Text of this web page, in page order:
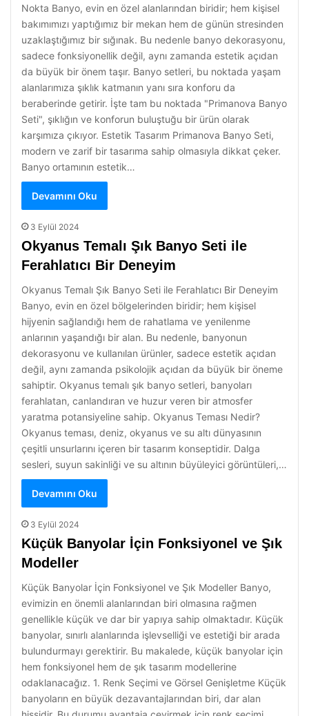
Nokta Banyo, evin en özel alanlarından biridir; hem kişisel
bakımımızı yaptığımız bir mekan hem de günün stresinden
uzaklaştığımız bir sığınak. Bu nedenle banyo dekorasyonu,
sadece fonksiyonellik değil, aynı zamanda estetik açıdan
da büyük bir önem taşır. Banyo setleri, bu noktada yaşam
alanlarımıza şıklık katmanın yanı sıra konforu da
beraberinde getirir. İşte tam bu noktada "Primanova Banyo
Seti", şıklığın ve konforun buluştuğu bir ürün olarak
karşımıza çıkıyor. Estetik Tasarım Primanova Banyo Seti,
modern ve zarif bir tasarıma sahip olmasıyla dikkat çeker.
Banyo ortamının estetik…
Devamını Oku
3 Eylül 2024
Okyanus Temalı Şık Banyo Seti ile
Ferahlatıcı Bir Deneyim
Okyanus Temalı Şık Banyo Seti ile Ferahlatıcı Bir Deneyim
Banyo, evin en özel bölgelerinden biridir; hem kişisel
hijyenin sağlandığı hem de rahatlama ve yenilenme
anlarının yaşandığı bir alan. Bu nedenle, banyonun
dekorasyonu ve kullanılan ürünler, sadece estetik açıdan
değil, aynı zamanda psikolojik açıdan da büyük bir öneme
sahiptir. Okyanus temalı şık banyo setleri, banyoları
ferahlatan, canlandıran ve huzur veren bir atmosfer
yaratma potansiyeline sahip. Okyanus Teması Nedir?
Okyanus teması, deniz, okyanus ve su altı dünyasının
çeşitli unsurlarını içeren bir tasarım konseptidir. Dalga
sesleri, suyun sakinliği ve su altının büyüleyici görüntüleri,…
Devamını Oku
3 Eylül 2024
Küçük Banyolar İçin Fonksiyonel ve Şık
Modeller
Küçük Banyolar İçin Fonksiyonel ve Şık Modeller Banyo,
evimizin en önemli alanlarından biri olmasına rağmen
genellikle küçük ve dar bir yapıya sahip olmaktadır. Küçük
banyolar, sınırlı alanlarında işlevselliği ve estetiği bir arada
bulundurmayı gerektirir. Bu makalede, küçük banyolar için
hem fonksiyonel hem de şık tasarım modellerine
odaklanacağız. 1. Renk Seçimi ve Görsel Genişletme Küçük
banyoların en büyük dezavantajlarından biri, dar alan